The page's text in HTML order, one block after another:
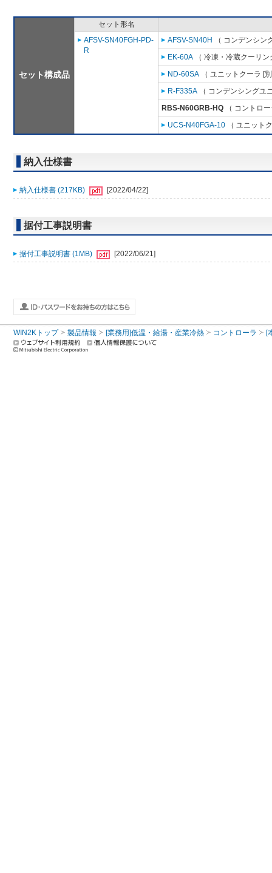
セット構成品
セット形名
AFSV-SN40FGH-PD-
R
AFSV-SN40H
（ コンデンシン
EK-60A （ 冷凍・冷蔵クーリ
ND-60SA （ ユニットクーラ [
R-F335A （ コンデンシングユ
RBS-N60GRB-HQ （ コントロ
UCS-N40FGA-10 （ ユニット
納入仕様書
納入仕様書 (217KB) [2022/04/22]
据付工事説明書
据付工事説明書 (1MB) [2022/06/21]
WIN2Kトップ 製品情報 [業務用]低温・給湯・産業冷熱 コントローラ [